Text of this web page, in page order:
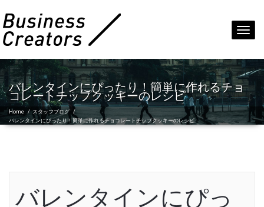
バレンタインにぴったり！簡単に作れるチョ
コレートチップクッキーのレシピ
Home /スタッフブログ /
バレンタインにぴったり！簡単に作れるチョコレートチップクッキーのレシピ
バレンタインにぴっ